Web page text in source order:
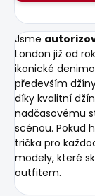
Jsme
London již od
ikonické
především
díky kvalitní
nadčasovému
scénou. Pokud
trička pro
modely, které
outfitem.